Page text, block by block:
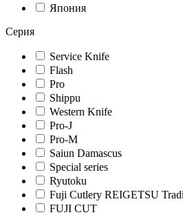
Япония
Серия
Service Knife
Flash
Pro
Shippu
Western Knife
Pro-J
Pro-M
Saiun Damascus
Special series
Ryutoku
Fuji Cutlery REIGETSU
FUJI CUT